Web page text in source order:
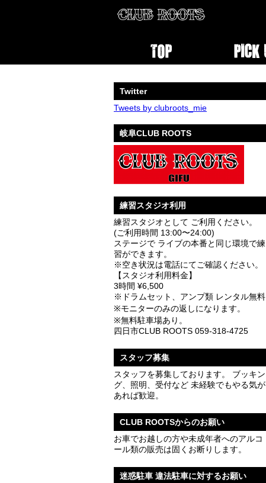
Twitter
Tweets by clubroots_mie
岐阜CLUB ROOTS
練習スタジオ利用
練習スタジオとして ご利用ください。
(ご利用時間 13:00〜24:00)
ステージで ライブの本番と同じ環境で練
習ができます。
※空き状況は電話にてご確認ください。
【スタジオ利用料金】
3時間 ¥6,500
※ドラムセット、アンプ類 レンタル無料
※モニターのみの返しになります。
※無料駐車場あり。
四日市CLUB ROOTS 059-318-4725
スタッフ募集
スタッフを募集しております。 ブッキン
グ、照明、受付など 未経験でもやる気が
あれば歓迎。
CLUB ROOTSからのお願い
お車でお越しの方や未成年者へのアルコ
ール類の販売は固くお断りします。
迷惑駐車 違法駐車に対するお願い